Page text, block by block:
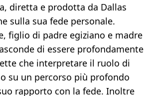
diretta e prodotta da Dallas
sulla sua fede personale.
figlio di padre egiziano e madre
di essere profondamente
che interpretare il ruolo di
su un percorso più profondo
rapporto con la fede. Inoltre